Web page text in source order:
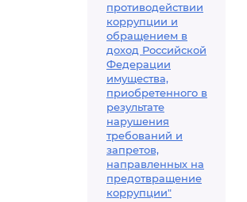
противодействии
коррупции и
обращением в
доход Российской
Федерации
имущества,
приобретенного в
результате
нарушения
требований и
запретов,
направленных на
предотвращение
коррупции"